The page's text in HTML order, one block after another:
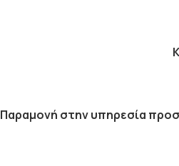
Παραμονή στην υπηρεσία